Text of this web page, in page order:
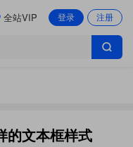
登录 注册
全站VIP
文本框样式